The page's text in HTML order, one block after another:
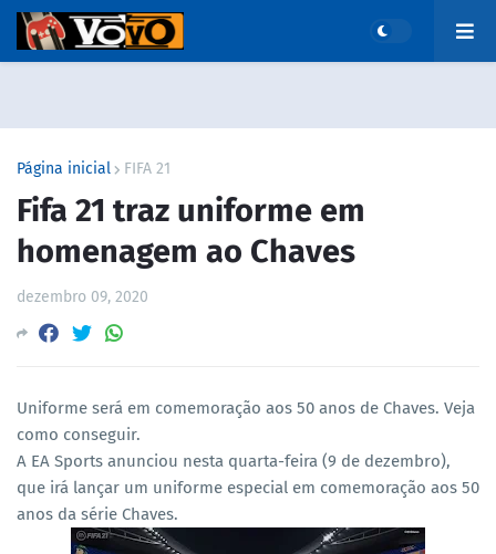
Página inicial FIFA 21
Fifa 21 traz uniforme em
homenagem ao Chaves
dezembro 09, 2020
Uniforme será em comemoração aos 50 anos de Chaves. Veja
como conseguir.
A EA Sports anunciou nesta quarta-feira (9 de dezembro),
que irá lançar um uniforme especial em comemoração aos 50
anos da série Chaves.